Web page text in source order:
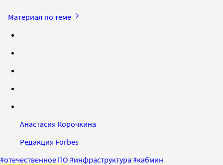
Материал по теме
Анастасия Корочкина
Редакция Forbes
#отечественное ПО #инфраструктура #кабмин